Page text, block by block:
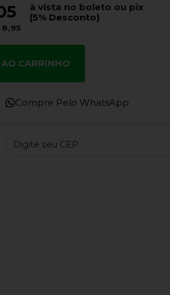
à vista no boleto ou pix
(5% Desconto)
8,95
CARRINHO
Compre Pelo WhatsApp